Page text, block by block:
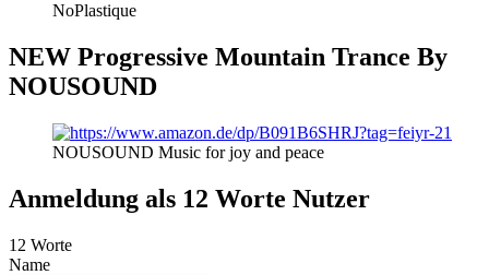
NoPlastique
NEW Progressive Mountain Trance By
NOUSOUND
NOUSOUND Music for joy and peace
Anmeldung als 12 Worte Nutzer
12 Worte
Name